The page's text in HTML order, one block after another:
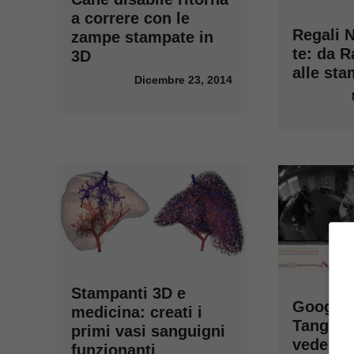
a correre con le
zampe stampate in
3D
Dicembre 23, 2014
Regali
te: da
alle
Stampanti 3D e
medicina: creati i
primi vasi sanguigni
funzionanti
Google
Tango:
vede in